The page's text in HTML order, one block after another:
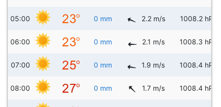
05:00 0 mm 2.2 m/s 1008.2 hPa
06:00 0 mm 2.1 m/s 1008.3 hPa
07:00 0 mm 1.9 m/s 1008.4 hPa
08:00 0 mm 1.7 m/s 1008.4 hPa